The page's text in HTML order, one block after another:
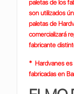
paletas de los
son utilizados
paletas de
comercializará
fabricante
* Hardvanes es
fabricadas en